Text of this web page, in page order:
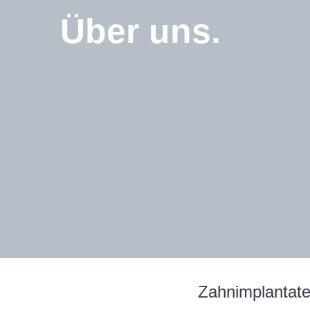
Über uns.